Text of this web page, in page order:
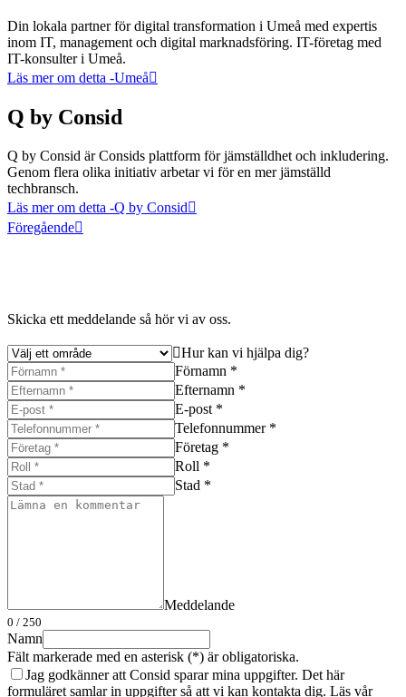
Din lokala partner för digital transformation i Umeå med expertis
inom IT, management och digital marknadsföring. IT-företag med
IT-konsulter i Umeå.
Läs mer om detta -Umeå
Q by Consid
Q by Consid är Consids plattform för jämställdhet och inkludering.
Genom flera olika initiativ arbetar vi för en mer jämställd
techbransch.
Läs mer om detta -Q by Consid
Föregående
Skicka ett meddelande så hör vi av oss.
Hur kan vi hjälpa dig?
Förnamn *
Efternamn *
E-post *
Telefonnummer *
Företag *
Roll *
Stad *
Meddelande
0 / 250
Namn
Fält markerade med en asterisk (*) är obligatoriska.
Jag godkänner att Consid sparar mina uppgifter. Det här
formuläret samlar in uppgifter så att vi kan kontakta dig. Läs vår